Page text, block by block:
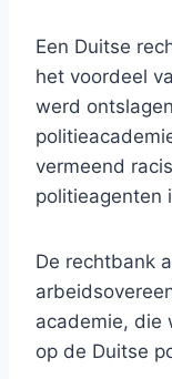
Een Duitse
het voordeel
werd
vermeend
politieagenten
De rechtbank
academie, die
op de Duitse